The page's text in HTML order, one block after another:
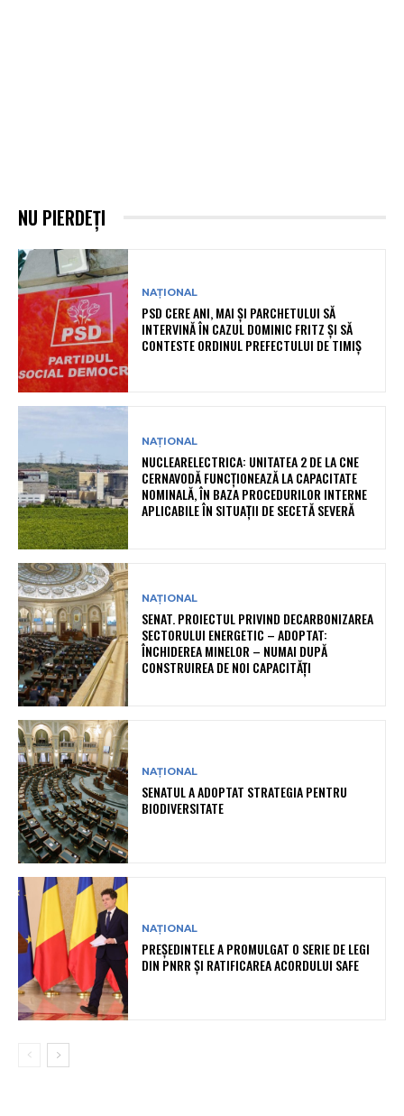
NU PIERDEȚI
NAȚIONAL
PSD CERE ANI, MAI ȘI PARCHETULUI SĂ
INTERVINĂ ÎN CAZUL DOMINIC FRITZ ȘI SĂ
CONTESTE ORDINUL PREFECTULUI DE TIMIȘ
NAȚIONAL
NUCLEARELECTRICA: UNITATEA 2 DE LA CNE
CERNAVODĂ FUNCȚIONEAZĂ LA CAPACITATE
NOMINALĂ, ÎN BAZA PROCEDURILOR INTERNE
APLICABILE ÎN SITUAȚII DE SECETĂ SEVERĂ
NAȚIONAL
SENAT. PROIECTUL PRIVIND DECARBONIZAREA
SECTORULUI ENERGETIC – ADOPTAT:
ÎNCHIDEREA MINELOR – NUMAI DUPĂ
CONSTRUIREA DE NOI CAPACITĂȚI
NAȚIONAL
SENATUL A ADOPTAT STRATEGIA PENTRU
BIODIVERSITATE
NAȚIONAL
PREȘEDINTELE A PROMULGAT O SERIE DE LEGI
DIN PNRR ȘI RATIFICAREA ACORDULUI SAFE